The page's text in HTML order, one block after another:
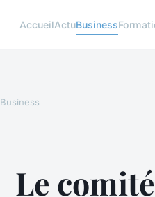
AccueilActuBusiness
Business
Le